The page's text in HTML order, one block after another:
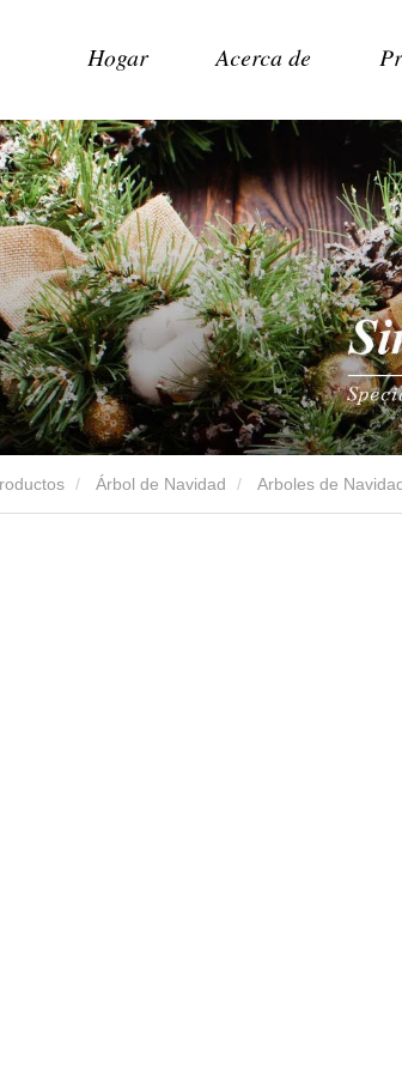
Hogar Acerca de
Árbol de Navidad Arboles de